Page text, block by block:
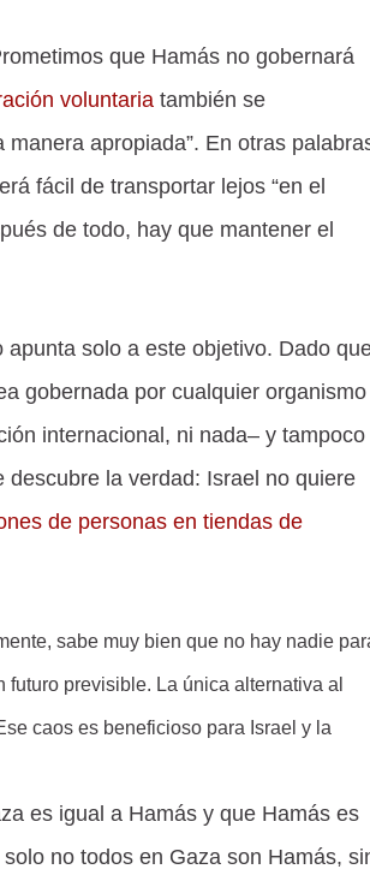
que Hamás no gobernará
voluntaria también se
apropiada”. En otras
fácil de transportar lejos “en el
de todo, hay que mantener el
apunta solo a este objetivo. Dado
gobernada por cualquier organismo
internacional, ni nada– y tampoco
la verdad: Israel no quiere
de personas en tiendas de
sabe muy bien que no hay nadie
previsible. La única alternativa al
caos es beneficioso para Israel y la
es igual a Hamás y que Hamás es
no todos en Gaza son Hamás,